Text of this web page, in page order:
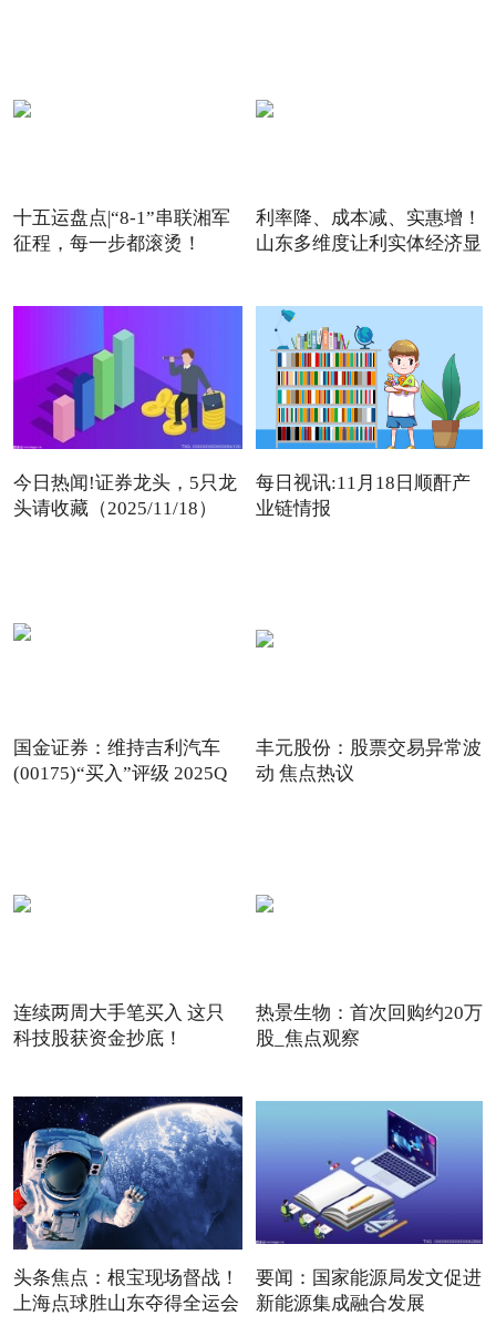
十五运盘点|“8-1”串联湘军
征程，每一步都滚烫！
利率降、成本减、实惠增！
山东多维度让利实体经济显
今日热闻!证券龙头，5只龙
头请收藏（2025/11/18）
每日视讯:11月18日顺酐产
业链情报
国金证券：维持吉利汽车
(00175)“买入”评级 2025Q
丰元股份：股票交易异常波
动 焦点热议
连续两周大手笔买入 这只
科技股获资金抄底！
热景生物：首次回购约20万
股_焦点观察
头条焦点：根宝现场督战！
上海点球胜山东夺得全运会
要闻：国家能源局发文促进
新能源集成融合发展